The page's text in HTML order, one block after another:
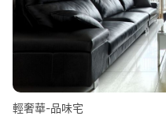
輕奢華-品味宅